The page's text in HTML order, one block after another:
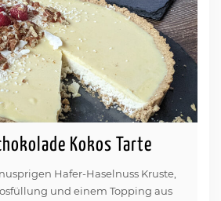
Kokos Tarte
Hafer-Haselnuss Kruste,
und einem Topping aus